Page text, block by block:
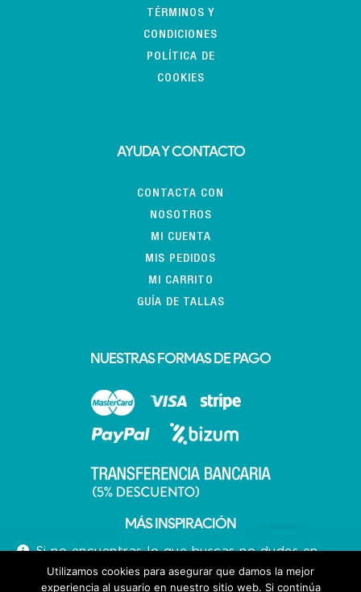
Si no encuentras lo que buscas no dudes en
llamarnos 640713066
TÉRMINOS Y
CONDICIONES
POLÍTICA DE
COOKIES
AYUDA Y CONTACTO
CONTACTA CON
NOSOTROS
MI CUENTA
MIS PEDIDOS
MI CARRITO
GUÍA DE TALLAS
NUESTRAS FORMAS DE PAGO
MÁS INSPIRACIÓN
Utilizamos cookies para asegurar que damos la mejor
experiencia al usuario en nuestro sitio web. Si continúa